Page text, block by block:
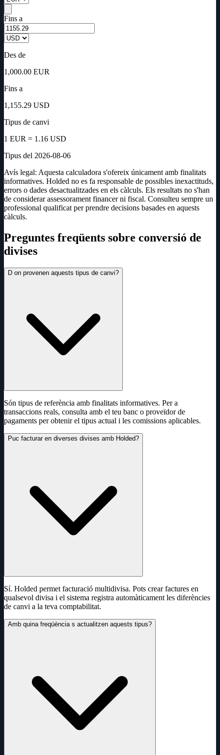
Fins a
Des de
1,000.00 EUR
Fins a
1,155.29 USD
Tipus de canvi
1 EUR = 1.16 USD
Tipus del 2026-08-06
Avís legal: Aquesta calculadora s'ofereix únicament amb finalitats
informatives. Holded no es fa responsable de possibles inexactituds,
errors o dades desactualitzades en els càlculs. Els resultats no s'han
de considerar assessorament financer ni fiscal. Consulteu sempre un
professional qualificat per prendre decisions basades en aquests
càlculs.
Preguntes freqüents sobre conversió de
divises
D on provenen aquests tipus de canvi?
Són tipus de referència amb finalitats informatives. Per a
transaccions reals, consulta amb el teu banc o proveïdor de
pagaments per obtenir el tipus actual i les comissions aplicables.
Puc facturar en diverses divises amb Holded?
Sí. Holded permet facturació multidivisa. Pots crear factures en
qualsevol divisa i el sistema registra automàticament les diferències
de canvi a la teva comptabilitat.
Amb quina freqüència s actualitzen aquests tipus?